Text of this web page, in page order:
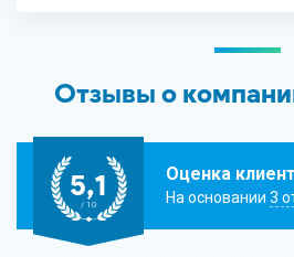
Отзывы о
5,1
/ 10
Оценка
На основании 3